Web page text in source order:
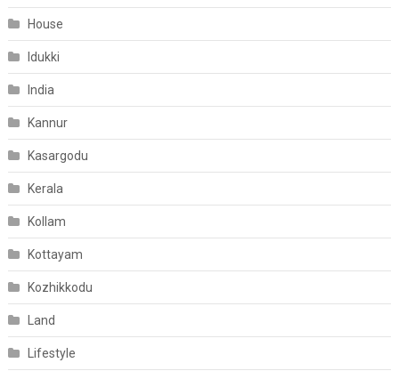
House
Idukki
India
Kannur
Kasargodu
Kerala
Kollam
Kottayam
Kozhikkodu
Land
Lifestyle